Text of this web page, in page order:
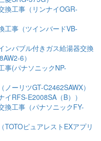
換工事（リンナイOGR-
工事（ツインバードVB-
ンバブル付きガス給湯器交換
6）
事(パナソニックNP-
ーリツGT-C2462SAWX）
RFS-E2008SA（B））
工事（パナソニックFY-
ピュアレストEXアプリ